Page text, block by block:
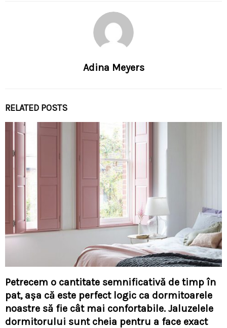
Adina Meyers
RELATED POSTS
Petrecem o cantitate semnificativă de timp în
pat, așa că este perfect logic ca dormitoarele
noastre să fie cât mai confortabile. Jaluzelele
dormitorului sunt cheia pentru a face exact